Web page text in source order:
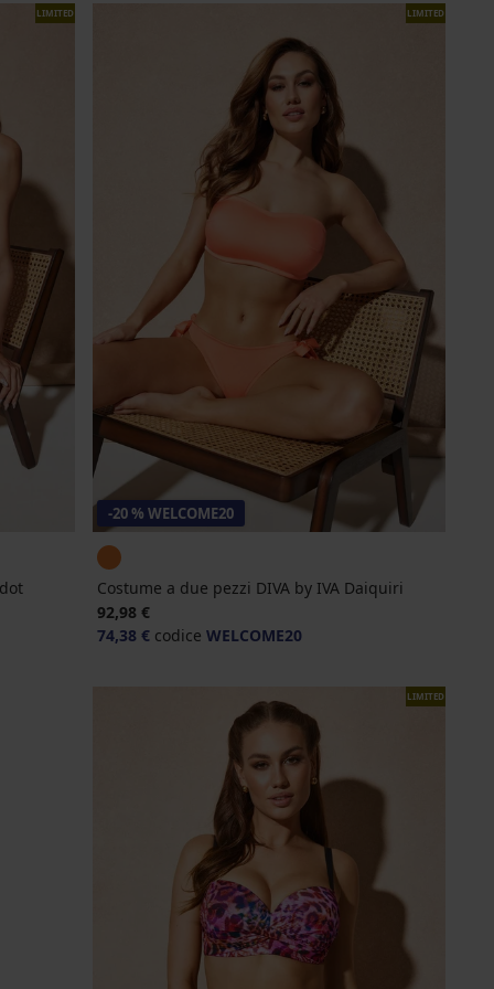
LIMITED LIMITED
-20 % WELCOME20
Costume a due pezzi DIVA by IVA Daiquiri
92,98 €
74,38 €codice WELCOME20
LIMITED